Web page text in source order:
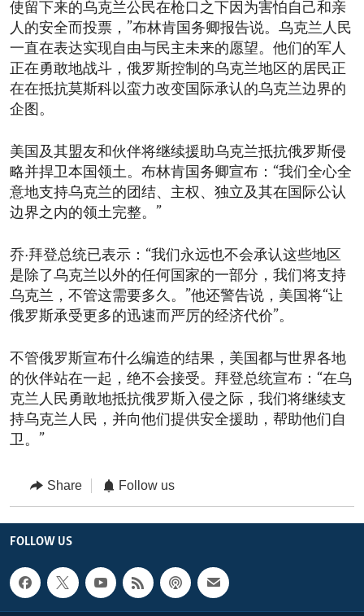
使留下来的乌克兰公民在枪口之下因为害怕自己和亲
人的安全而投票，”布林肯国务卿报告说。乌克兰人民
一直在表达实现自由与民主未来的愿望。他们的军人
正在勇敢地战斗，俄罗斯控制的乌克兰地区的居民正
在在抵抗莫斯科以蛮力改变国际承认的乌克兰边界的
企图。
美国及其盟友和伙伴将继续援助乌克兰抵抗俄罗斯侵
略并捍卫本国领土。布林肯国务卿宣布：“我们全心全
意地支持乌克兰的团结、主权、独立及其在国际公认
边界之内的领土完整。”
乔·拜登总统已表示：“我们永远也不会承认这些地区
是除了乌克兰以外的任何国家的一部分，我们将支持
乌克兰，不管这需要多久。”他还警告说，美国将“让
俄罗斯承受更多的迅速而严厉的经济代价”。
不管俄罗斯宣布什么编造的结果，美国都与世界各地
的伙伴站在一起，绝不会接受。拜登总统宣布：“在乌
克兰人民勇敢地抵抗俄罗斯入侵之际，我们将继续支
持乌克兰人民，并向他们提供安全援助，帮助他们自
卫。”
Share Follow us
FOLLOW US